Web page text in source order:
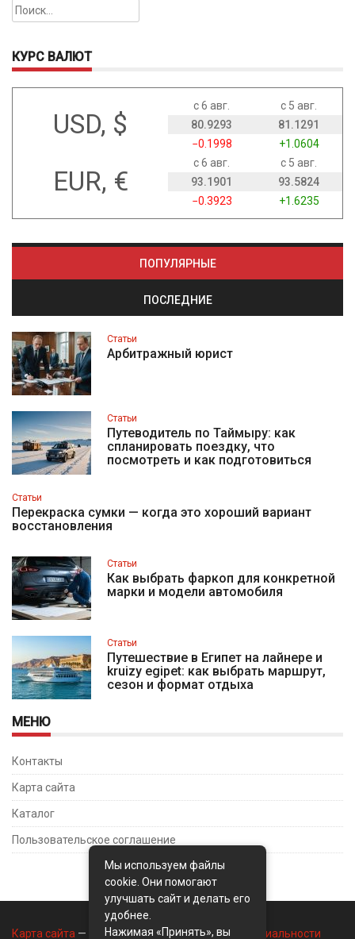
Найти:
КУРС ВАЛЮТ
USD, $
с 6 авг.
с 5 авг.
80.9293
81.1291
−0.1998
+1.0604
EUR, €
с 6 авг.
с 5 авг.
93.1901
93.5824
−0.3923
+1.6235
ПОПУЛЯРНЫЕ
ПОСЛЕДНИЕ
Статьи
Арбитражный юрист
Статьи
Путеводитель по Таймыру: как
спланировать поездку, что
посмотреть и как подготовиться
Статьи
Перекраска сумки — когда это хороший вариант
восстановления
Статьи
Как выбрать фаркоп для конкретной
марки и модели автомобиля
Статьи
Путешествие в Египет на лайнере и
kruizy egipet: как выбрать маршрут,
сезон и формат отдыха
МЕНЮ
Контакты
Карта сайта
Каталог
Пользовательское соглашение
Карта сайта — Контакты— Политика конфиденциальности
Мы используем файлы
cookie. Они помогают
улучшать сайт и делать его
удобнее.
Нажимая «Принять», вы